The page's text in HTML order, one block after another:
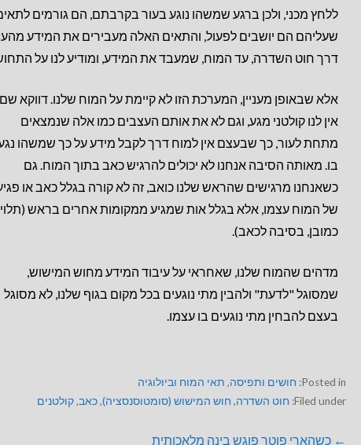
ללחץ מכני, ולכן ברגע שמשהו נוגע בעור בקרבתם, הם גורמים
שעליהם הם יושבים לפעול, והתאים האלה מעבירים את המידע
דרך חוט השדרה, עד המוח, שמעבד את המידע, ומודיע לנו על
אלא שבאופן מעניין, המערכת הזו לא קיימת על המוח שלנו. דווקא שם
אין לנו קולטני מגע, וגם לא את אותם העצבים כמו אלה שנמצאים
מתחת לעור, כך שבעצם אין למוח דרך לקבל מידע על כך שמשהו
בו. מאותה הסיבה אנחנו לא יכולים להרגיש כאב בתוך המוח. גם
כשאנחנו מרגישים שהראש שלנו כואב, זה לא קורה בגלל כאב או
של המוח עצמו, אלא בגלל אות שמגיע ממקומות אחרים בראש (תלוי
כמובן, בסיבה לכאב).
מדהים שהמוח שלנו, שאחראי על עיבוד המידע מחוש המישוש,
שמסוגל "לדעת" ולהבין מתי נוגעים בכל מקום בגוף שלנו, לא מסוגל
בעצם להבחין מתי נוגעים בו עצמו.
Posted in: חושים ותפיסה, תאי המוח וביולוגיה
Filed under: חוט השדרה, חוש המישוש (סומטוסנסציה),כאב,קולטנים
← כשהארי פוטר פוגש בינה מלאכותית